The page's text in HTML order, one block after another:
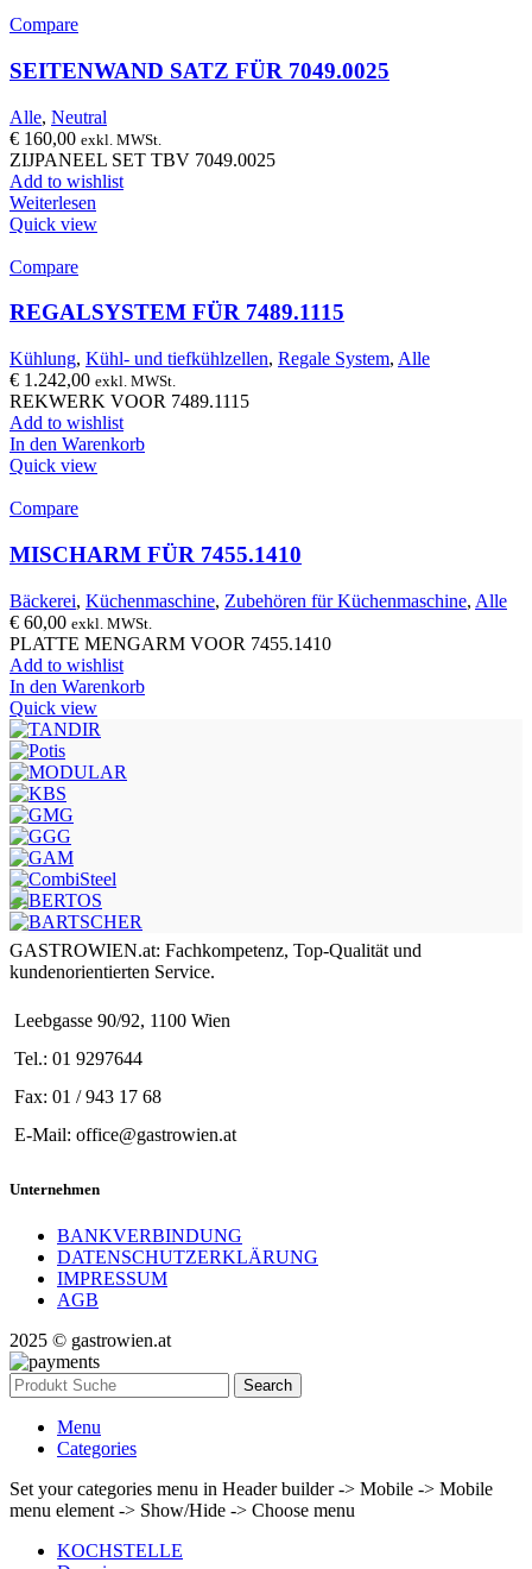
Compare
SEITENWAND SATZ FÜR 7049.0025
Alle, Neutral
€ 160,00 exkl. MWSt.
ZIJPANEEL SET TBV 7049.0025
Add to wishlist
Weiterlesen
Quick view
Compare
REGALSYSTEM FÜR 7489.1115
Kühlung, Kühl- und tiefkühlzellen, Regale System, Alle
€ 1.242,00 exkl. MWSt.
REKWERK VOOR 7489.1115
Add to wishlist
In den Warenkorb
Quick view
Compare
MISCHARM FÜR 7455.1410
Bäckerei, Küchenmaschine, Zubehören für Küchenmaschine, Alle
€ 60,00 exkl. MWSt.
PLATTE MENGARM VOOR 7455.1410
Add to wishlist
In den Warenkorb
Quick view
GASTROWIEN.at: Fachkompetenz, Top-Qualität und
kundenorientierten Service.
Leebgasse 90/92, 1100 Wien
Tel.: 01 9297644
Fax: 01 / 943 17 68
E-Mail: office@gastrowien.at
Unternehmen
BANKVERBINDUNG
DATENSCHUTZERKLÄRUNG
IMPRESSUM
AGB
2025 © gastrowien.at
Search
Menu
Categories
Set your categories menu in Header builder -> Mobile -> Mobile
menu element -> Show/Hide -> Choose menu
KOCHSTELLE